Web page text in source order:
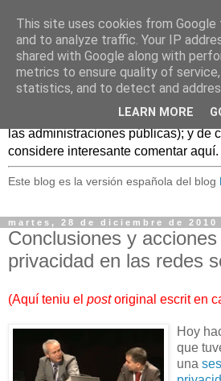
Caldo Casero
Blog sobre experiencias,
... sobre lo que se conoce como
mundo de las TIC, (especialmente
las administraciones públicas); y de
considere interesante comentar aquí.
Este blog es la versión española del blog
martes, 28 de diciembre de 2010
Conclusiones y
privacidad en las redes
(Aquí teniu el postoriginal escrit en
Hoy
que
una
This site uses cookies from
and to analyze traffic. Your IP
shared with Google along with
metrics to ensure quality of
statistics, and to detect and
LEARN MORE